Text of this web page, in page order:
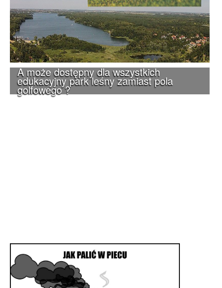
A może dostępny dla wszystkich
edukacyjny park leśny zamiast pola
golfowego ?